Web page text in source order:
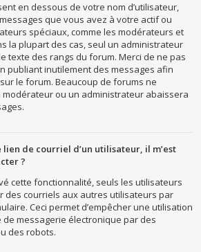
en dessous de votre nom d’utilisateur,
que vous avez à votre actif ou
spéciaux, comme les modérateurs et
la plupart des cas, seul un administrateur
texte des rangs du forum. Merci de ne pas
publiant inutilement des messages afin
le forum. Beaucoup de forums ne
ou un administrateur abaissera
de courriel d’un utilisateur, il m’est
?
cette fonctionnalité, seuls les utilisateurs
des courriels aux autres utilisateurs par
Ceci permet d’empêcher une utilisation
messagerie électronique par des
des robots.